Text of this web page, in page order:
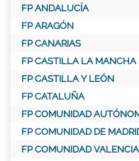
FP ANDALUCÍA
FP ARAGÓN
FP CANARIAS
FP CASTILLA LA MANCHA
FP CASTILLA Y LEÓN
FP CATALUÑA
FP COMUNIDAD
FP COMUNIDAD DE
FP COMUNIDAD